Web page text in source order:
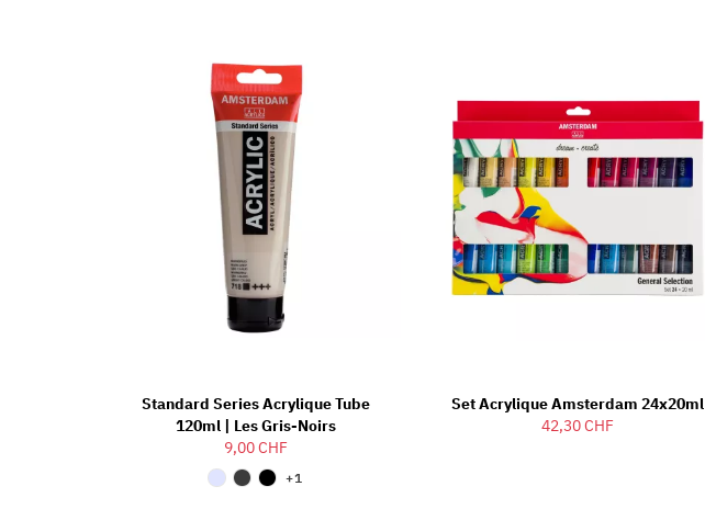
Standard Series Acrylique Tube
120ml | Les Gris-Noirs
9,00 CHF
+1
Set Acrylique Amsterdam 24x20ml
42,30 CHF